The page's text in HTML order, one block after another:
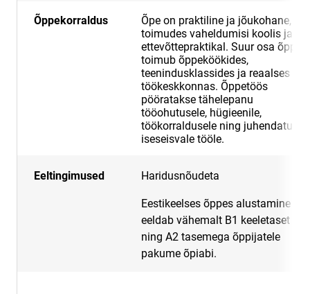
Õppekorraldus
Õpe on praktiline ja jõukohane,
toimudes vaheldumisi koolis ja
ettevõttepraktikal. Suur osa õppest
toimub õppeköökides,
teenindusklassides ja reaalses
töökeskkonnas. Õppetöös
pööratakse tähelepanu
tööohutusele, hügieenile,
töökorraldusele ning juhendatud
iseseisvale tööle.
Eeltingimused Haridusnõudeta
Eestikeelses õppes alustamine
eeldab vähemalt B1 keeletaset
ning A2 tasemega õppijatele
pakume õpiabi.